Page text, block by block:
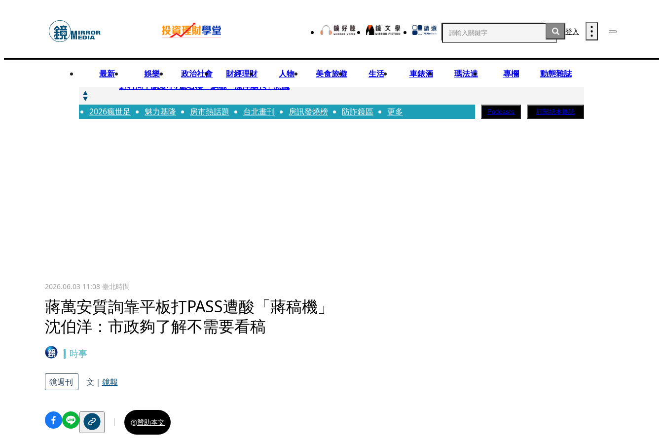
登入
最新 娛樂 政治社會 財經理財 人物 美食旅遊 生活 車錶酒 瑪法達 專欄 動態雜誌
快訊
野村周平認愛小7歲名模 網曬「漂浮鵰包」惹議
快訊
8年磨一劍 陳法拉自編自導《Bloodline》進軍多倫多 柯林法洛姊弟相挺
2026瘋世足 魅力基隆 房市熱話題 台北畫刊 房訊發燒榜 防詐鏡區 更多 Podcasts 訂閱紙本雜誌
2026.06.03 11:08臺北時間
蔣萬安質詢靠平板打PASS遭酸「蔣稿機」
沈伯洋：市政夠了解不需要看稿
時事
鏡週刊 文｜ 鏡報
贊助本文